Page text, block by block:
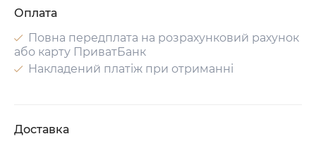
Оплата
Повна передплата на розрахунковий рахунок
або карту ПриватБанк
Накладений платіж при отриманні
Доставка